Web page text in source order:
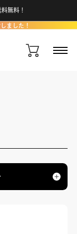
無料！
ました！